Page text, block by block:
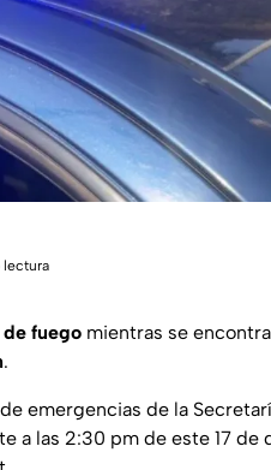
lectura
de fuego mientras se
.
emergencias de la
a las 2:30 pm de este 17 de